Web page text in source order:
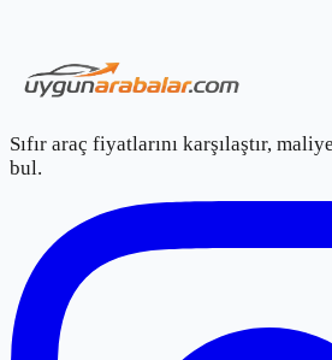
Sıfır araç fiyatlarını karşılaştır,
bul.